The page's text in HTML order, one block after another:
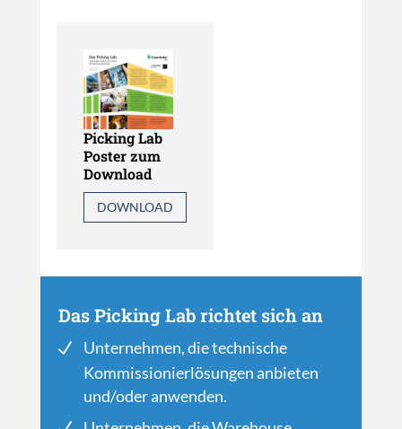
Picking Lab
Poster zum
Download
DOWNLOAD
Das Picking Lab richtet sich an
Unternehmen, die technische
Kommissionierlösungen anbieten
und/oder anwenden.